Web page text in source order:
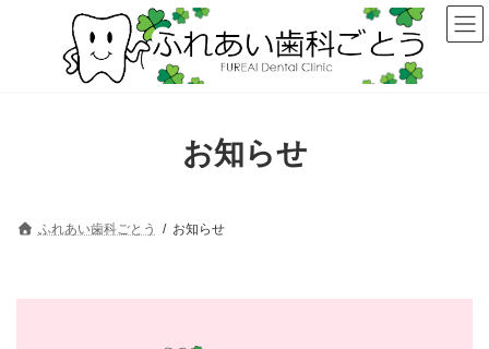
お知らせ
ふれあい歯科ごとう お知らせ